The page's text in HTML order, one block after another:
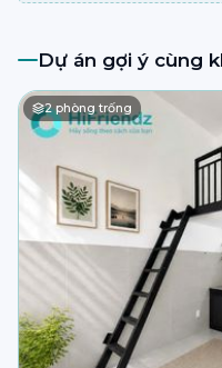
Dự án gợi ý cùng
2phòng trống